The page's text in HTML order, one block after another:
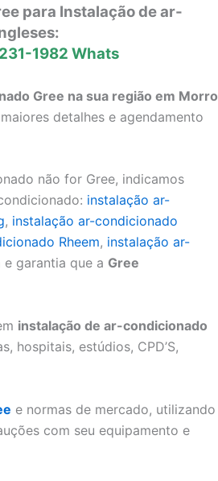
para Instalação de ar-
1982 Whats
Gree na sua região em Morro
detalhes e agendamento
não for Gree, indicamos
instalação ar-
, instalação ar-condicionado
Rheem, instalação ar-
e garantia que a Gree
instalação de ar-condicionado
hospitais, estúdios, CPD’S,
e normas de mercado, utilizando
com seu equipamento e